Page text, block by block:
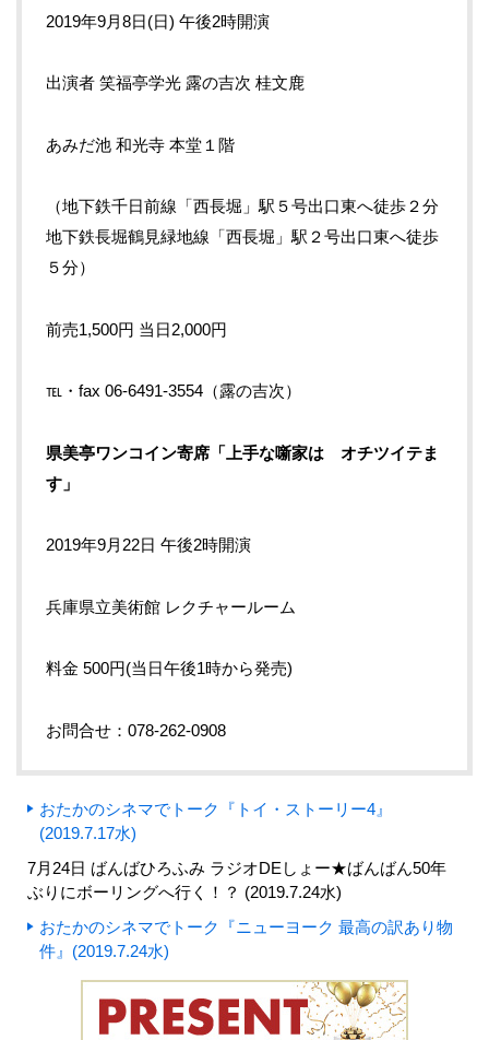
2019年9月8日(日) 午後2時開演
出演者 笑福亭学光 露の吉次 桂文鹿
あみだ池 和光寺 本堂１階
（地下鉄千日前線「西長堀」駅５号出口東へ徒歩２分
地下鉄長堀鶴見緑地線「西長堀」駅２号出口東へ徒歩
５分）
前売1,500円 当日2,000円
℡・fax 06-6491-3554（露の吉次）
県美亭ワンコイン寄席「上手な噺家は オチツイテま
す」
2019年9月22日 午後2時開演
兵庫県立美術館 レクチャールーム
料金 500円(当日午後1時から発売)
お問合せ：078-262-0908
おたかのシネマでトーク『トイ・ストーリー4』
(2019.7.17水)
7月24日 ばんばひろふみ ラジオDEしょー★ばんばん50年
ぶりにボーリングへ行く！？ (2019.7.24水)
おたかのシネマでトーク『ニューヨーク 最高の訳あり物
件』(2019.7.24水)